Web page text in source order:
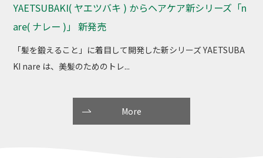
YAETSUBAKI( ヤエツバキ ) からヘアケア新シリーズ「n
are( ナレー )」 新発売
「髪を鍛えること」に着目して開発した新シリーズ YAETSUBA
KI nare は、美髪のためのトレ...
More